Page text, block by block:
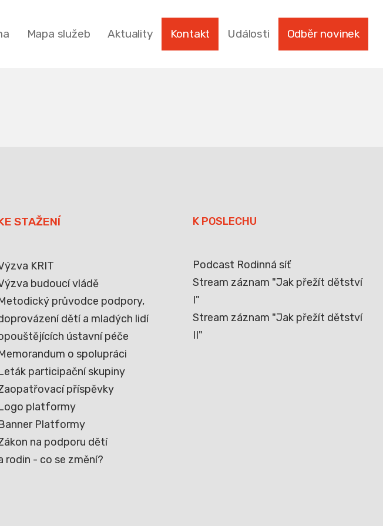
Mapa služeb Aktuality Kontakt Události Odběr novinek
STAŽENÍ
KRIT
budoucí vládě
průvodce podpory,
dětí a mladých lidí
ústavní péče
o spolupráci
participační skupiny
příspěvky
platformy
Platformy
na podporu dětí
rodin - co se změní?
K POSLECHU
Podcast Rodinná síť
Stream záznam "Jak přežít dětství
I"
Stream záznam "Jak přežít dětství
II"